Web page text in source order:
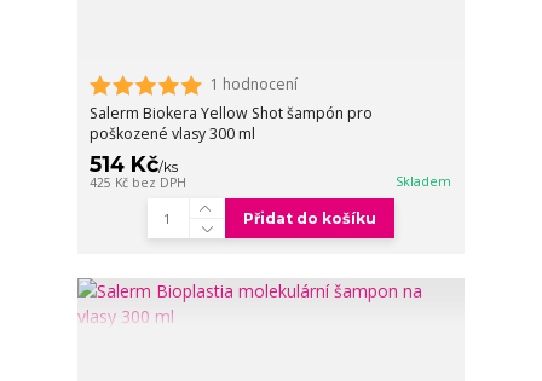
1 hodnocení
Salerm Biokera Yellow Shot šampón pro
poškozené vlasy 300 ml
514 Kč/ks
425 Kč bez DPH Skladem
Přidat do košíku